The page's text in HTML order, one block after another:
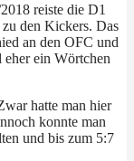
reiste die D1
den Kickers. Das
an den OFC und
ein Wörtchen
hatte man hier
konnte man
und bis zum 5:7